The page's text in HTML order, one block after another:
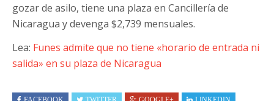
gozar de asilo, tiene una plaza en Cancillería de
Nicaragua y devenga $2,739 mensuales.
Lea: Funes admite que no tiene «horario de entrada ni
salida» en su plaza de Nicaragua